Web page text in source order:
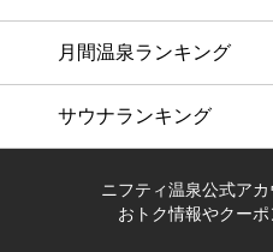
月間温泉ランキング
サウナランキング
ニフティ温泉公式ア
おトク情報やクー